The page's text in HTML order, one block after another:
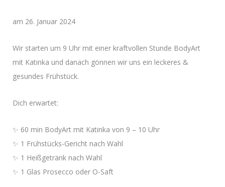
am 26. Januar 2024
Wir starten um 9 Uhr mit einer kraftvollen Stunde BodyArt
mit Katinka und danach gönnen wir uns ein leckeres &
gesundes Frühstück.
Dich erwartet:
✨ 60 min BodyArt mit Katinka von 9 – 10 Uhr
✨ 1 Frühstücks-Gericht nach Wahl
✨ 1 Heißgetränk nach Wahl
✨ 1 Glas Prosecco oder O-Saft